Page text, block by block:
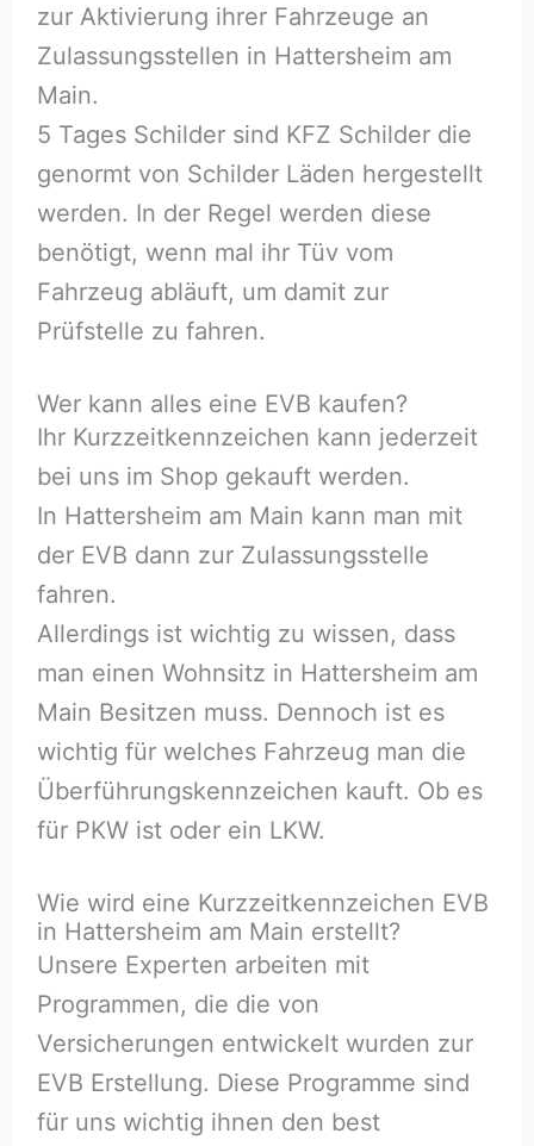
zur Aktivierung ihrer Fahrzeuge an
Zulassungsstellen in Hattersheim am
Main.
5 Tages Schilder sind KFZ Schilder die
genormt von Schilder Läden hergestellt
werden. In der Regel werden diese
benötigt, wenn mal ihr Tüv vom
Fahrzeug abläuft, um damit zur
Prüfstelle zu fahren.
Wer kann alles eine EVB kaufen?
Ihr Kurzzeitkennzeichen kann jederzeit
bei uns im Shop gekauft werden.
In Hattersheim am Main kann man mit
der EVB dann zur Zulassungsstelle
fahren.
Allerdings ist wichtig zu wissen, dass
man einen Wohnsitz in Hattersheim am
Main Besitzen muss. Dennoch ist es
wichtig für welches Fahrzeug man die
Überführungskennzeichen kauft. Ob es
für PKW ist oder ein LKW.
Wie wird eine Kurzzeitkennzeichen EVB
in Hattersheim am Main erstellt?
Unsere Experten arbeiten mit
Programmen, die die von
Versicherungen entwickelt wurden zur
EVB Erstellung. Diese Programme sind
für uns wichtig ihnen den best